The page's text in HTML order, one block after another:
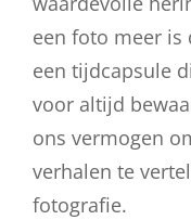
een foto meer is
een tijdcapsule
voor altijd
ons vermogen
verhalen te
fotografie.